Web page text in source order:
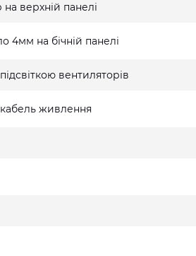
верхній панелі
4мм на бічній панелі
вентиляторів
живлення